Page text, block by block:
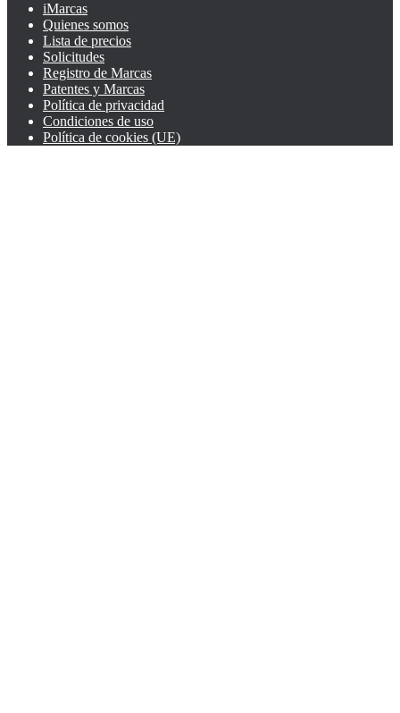
iMarcas
Quienes somos
Lista de precios
Solicitudes
Registro de Marcas
Patentes y Marcas
Política de privacidad
Condiciones de uso
Política de cookies (UE)